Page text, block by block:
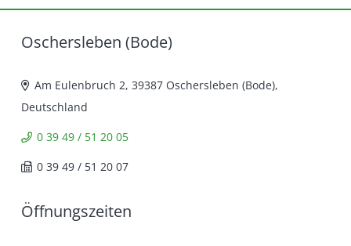
Oschersleben (Bode)
Am Eulenbruch 2, 39387 Oschersleben (Bode),
Deutschland
0 39 49 / 51 20 05
0 39 49 / 51 20 07
Öffnungszeiten